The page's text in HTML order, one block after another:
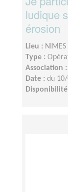
ludique
érosion
Lieu :
Type :
Association :
Date : du